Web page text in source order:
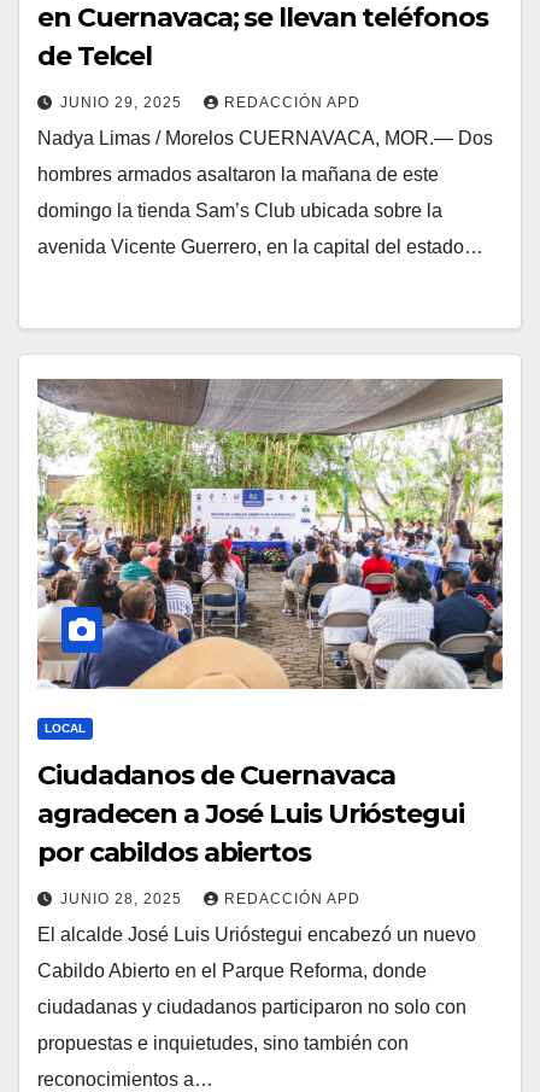
en Cuernavaca; se llevan teléfonos
de Telcel
JUNIO 29, 2025 REDACCIÓN APD
Nadya Limas / Morelos CUERNAVACA, MOR.— Dos
hombres armados asaltaron la mañana de este
domingo la tienda Sam’s Club ubicada sobre la
avenida Vicente Guerrero, en la capital del estado…
LOCAL
Ciudadanos de Cuernavaca
agradecen a José Luis Urióstegui
por cabildos abiertos
JUNIO 28, 2025 REDACCIÓN APD
El alcalde José Luis Urióstegui encabezó un nuevo
Cabildo Abierto en el Parque Reforma, donde
ciudadanas y ciudadanos participaron no solo con
propuestas e inquietudes, sino también con
reconocimientos a…